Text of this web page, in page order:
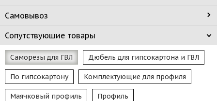
Самовывоз
Сопутствующие товары
Саморезы для ГВЛ Дюбель для гипсокартона и ГВЛ
По гипсокартону Комплектующие для профиля
Маячковый профиль Профиль